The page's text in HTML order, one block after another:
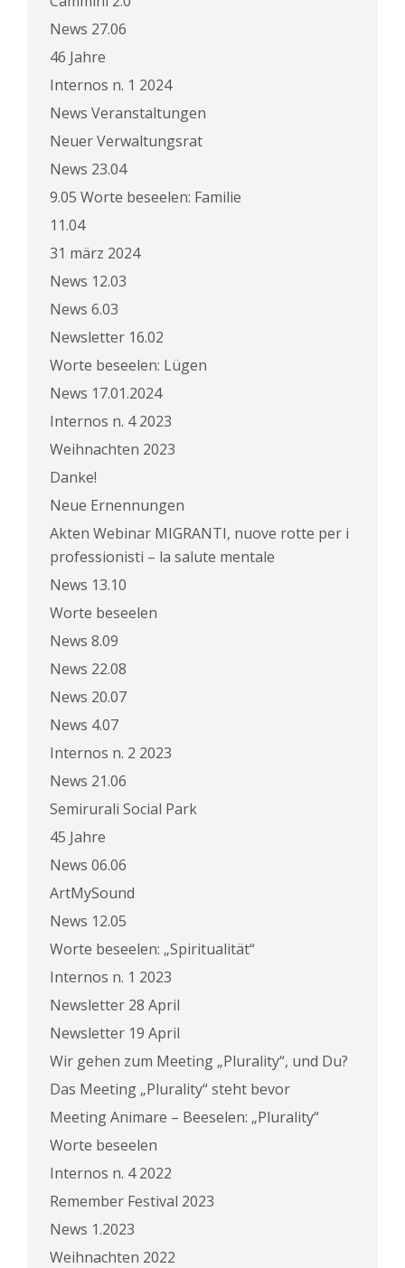
News 27.06
46 Jahre
Internos n. 1 2024
News Veranstaltungen
Neuer Verwaltungsrat
News 23.04
9.05 Worte beseelen: Familie
11.04
31 märz 2024
News 12.03
News 6.03
Newsletter 16.02
Worte beseelen: Lügen
News 17.01.2024
Internos n. 4 2023
Weihnachten 2023
Danke!
Neue Ernennungen
Akten Webinar MIGRANTI, nuove rotte per i
professionisti – la salute mentale
News 13.10
Worte beseelen
News 8.09
News 22.08
News 20.07
News 4.07
Internos n. 2 2023
News 21.06
Semirurali Social Park
45 Jahre
News 06.06
ArtMySound
News 12.05
Worte beseelen: „Spiritualität“
Internos n. 1 2023
Newsletter 28 April
Newsletter 19 April
Wir gehen zum Meeting „Plurality“, und Du?
Das Meeting „Plurality“ steht bevor
Meeting Animare – Beeselen: „Plurality“
Worte beseelen
Internos n. 4 2022
Remember Festival 2023
News 1.2023
Weihnachten 2022